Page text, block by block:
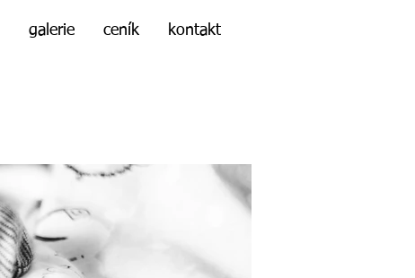
galerie ceník kontakt